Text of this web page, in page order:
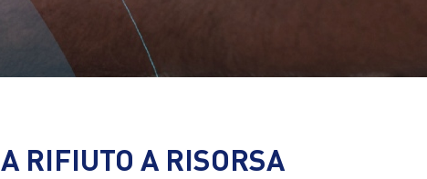
RIFIUTO A RISORSA